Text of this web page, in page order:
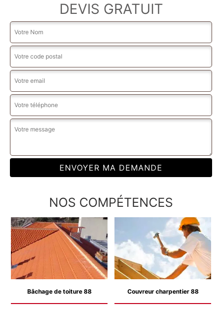
DEVIS GRATUIT
NOS COMPÉTENCES
Bâchage de toiture 88 Couvreur charpentier 88